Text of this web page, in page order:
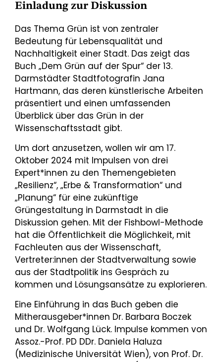
Einladung zur Diskussion
Das Thema Grün ist von zentraler
Bedeutung für Lebensqualität und
Nachhaltigkeit einer Stadt. Das zeigt das
Buch „Dem Grün auf der Spur“ der 13.
Darmstädter Stadtfotografin Jana
Hartmann, das deren künstlerische Arbeiten
präsentiert und einen umfassenden
Überblick über das Grün in der
Wissenschaftsstadt gibt.
Um dort anzusetzen, wollen wir am 17.
Oktober 2024 mit Impulsen von drei
Expert*innen zu den Themengebieten
„Resilienz“, „Erbe & Transformation“ und
„Planung“ für eine zukünftige
Grüngestaltung in Darmstadt in die
Diskussion gehen. Mit der Fishbowl-Methode
hat die Öffentlichkeit die Möglichkeit, mit
Fachleuten aus der Wissenschaft,
Vertreter:innen der Stadtverwaltung sowie
aus der Stadtpolitik ins Gespräch zu
kommen und Lösungsansätze zu explorieren.
Eine Einführung in das Buch geben die
Mitherausgeber*innen Dr. Barbara Boczek
und Dr. Wolfgang Lück. Impulse kommen von
Assoz.-Prof. PD DDr. Daniela Haluza
(Medizinische Universität Wien), von Prof. Dr.